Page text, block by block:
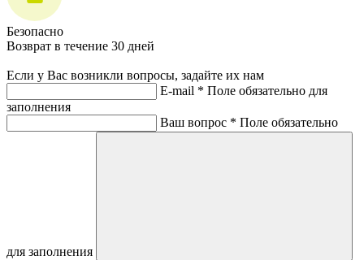
Безопасно
Возврат в течение 30 дней
Если у Вас возникли вопросы, задайте их нам
E-mail * Поле обязательно для
заполнения
Ваш вопрос * Поле обязательно
для заполнения